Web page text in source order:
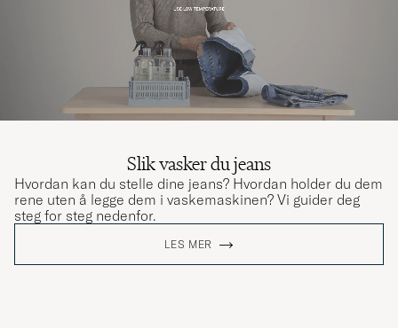
Slik vasker du jeans
Hvordan kan du stelle dine jeans? Hvordan holder du dem
rene uten å legge dem i vaskemaskinen? Vi guider deg
steg for steg nedenfor.
LES MER